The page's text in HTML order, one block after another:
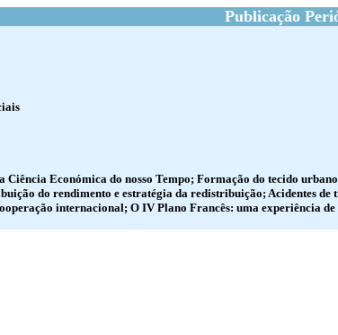
Publicação
Ciência Económica do nosso Tempo; Formação do tecido
do rendimento e estratégia da redistribuição; Acidentes
internacional; O IV Plano Francês: uma experiência